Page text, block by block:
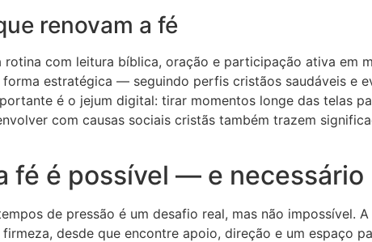
renovam a fé
rotina com leitura bíblica, oração e participação ativa em
forma estratégica — seguindo perfis cristãos saudáveis e
é o jejum digital: tirar momentos longe das telas
com causas sociais cristãs também trazem
fé é possível — e necessário
de pressão é um desafio real, mas não
desde que encontre apoio, direção e um espaço